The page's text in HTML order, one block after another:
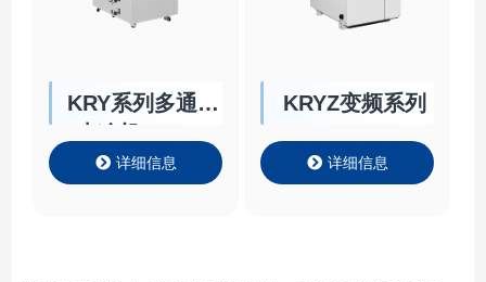
KRY系列多通道
详细信息
KRYZ变频系列
详细信息